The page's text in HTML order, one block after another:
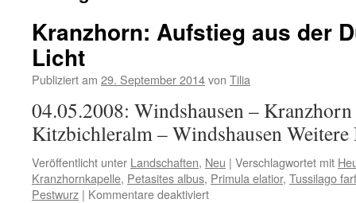
Kranzhorn: Aufstieg aus der
Licht
Publiziert am 29. September 2014von Tilia
04.05.2008: Windshausen –
Kitzbichleralm – Windshausen
Veröffentlicht unter Landschaften, Neu | Verschlagwortet mit
Kranzhornkapelle, Petasites albus, Primula elatior, Tussilago
Pestwurz | Kommentare deaktiviertfür